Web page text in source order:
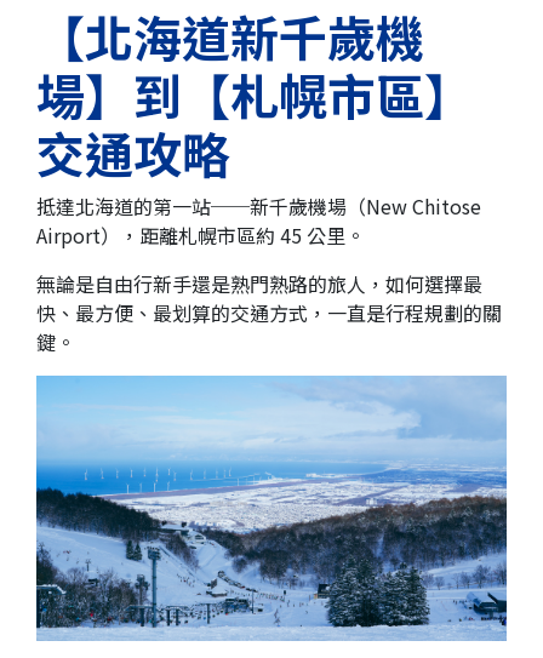
【北海道新千歲機
場】到【札幌市區】
交通攻略
抵達北海道的第一站──新千歲機場（New Chitose
Airport），距離札幌市區約 45 公里。
無論是自由行新手還是熟門熟路的旅人，如何選擇最
快、最方便、最划算的交通方式，一直是行程規劃的關
鍵。